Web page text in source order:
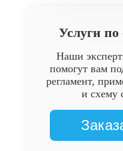
Услуги
Наши
помогут вам
регламент,
и схему